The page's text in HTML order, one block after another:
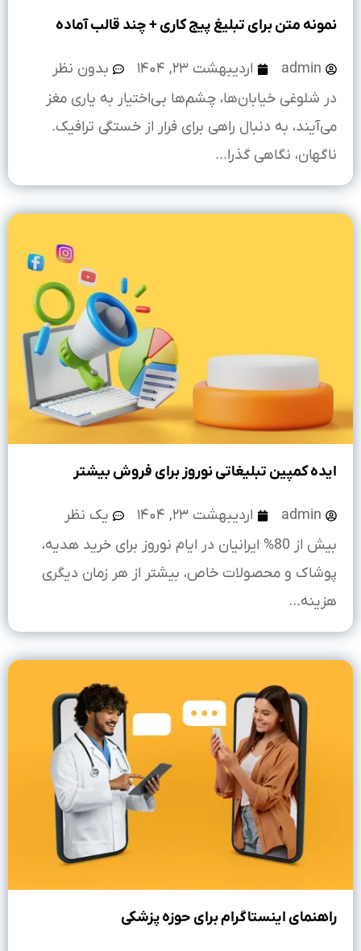
نمونه متن برای تبلیغ پیج کاری + چند قالب آماده
admin اردیبهشت ۲۳, ۱۴۰۴
بدون نظر
در شلوغی خیابان‌ها، چشم‌ها بی‌اختیار به یاری مغز
می‌آیند، به دنبال راهی برای فرار از خستگی ترافیک.
ناگهان، نگاهی گذرا...
ایده کمپین تبلیغاتی نوروز برای فروش بیشتر
admin اردیبهشت ۲۳, ۱۴۰۴
یک نظر
بیش از 80% ایرانیان در ایام نوروز برای خرید هدیه،
پوشاک و محصولات خاص، بیشتر از هر زمان دیگری
هزینه...
راهنمای اینستاگرام برای حوزه پزشکی